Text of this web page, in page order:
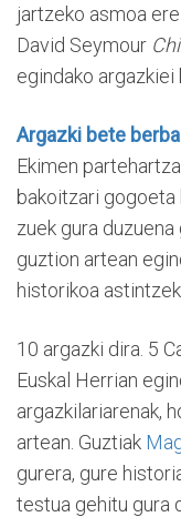
jartzeko asmoa
David Seymour
egindako argazkiei
Argazki bete berba
Ekimen
bakoitzari gogoeta
zuek gura
guztion artean
historikoa
10 argazki dira. 5
Euskal Herrian
argazkilariarenak,
artean. Guztiak
gurera, gure
testua gehitu gura